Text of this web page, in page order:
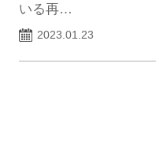
いる再…
2023.01.23